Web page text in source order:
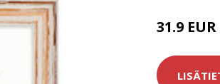
31.9 EUR